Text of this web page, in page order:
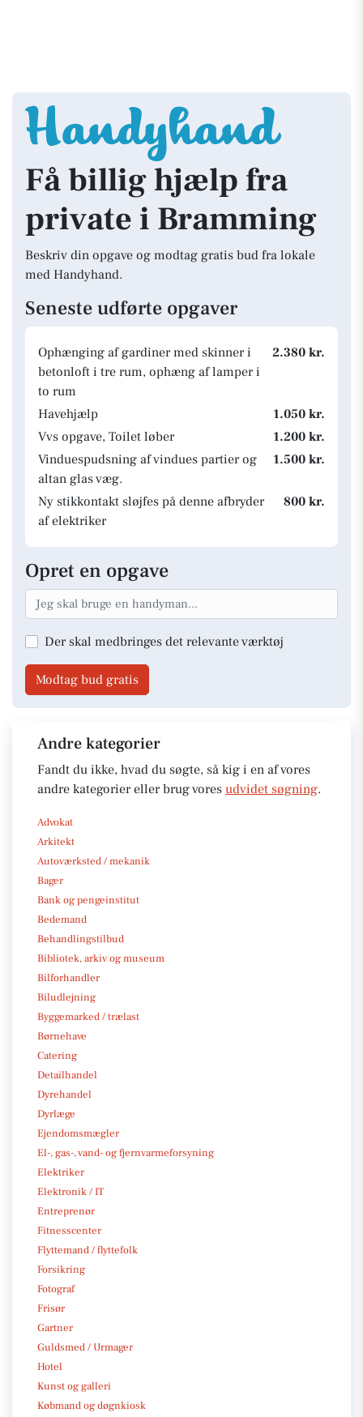
Få billig hjælp fra
private i Bramming
Beskriv din opgave og modtag gratis bud fra lokale
med Handyhand.
Seneste udførte opgaver
Ophænging af gardiner med skinner i
betonloft i tre rum, ophæng af lamper i
to rum
2.380 kr.
Havehjælp
1.050 kr.
Vvs opgave, Toilet løber
1.200 kr.
Vinduespudsning af vindues partier og
altan glas væg.
1.500 kr.
Ny stikkontakt sløjfes på denne afbryder
af elektriker
800 kr.
Opret en opgave
Der skal medbringes det relevante værktøj
Modtag bud gratis
Andre kategorier
Fandt du ikke, hvad du søgte, så kig i en af vores
andre kategorier eller brug vores udvidet søgning.
Advokat
Arkitekt
Autoværksted / mekanik
Bager
Bank og pengeinstitut
Bedemand
Behandlingstilbud
Bibliotek, arkiv og museum
Bilforhandler
Biludlejning
Byggemarked / trælast
Børnehave
Catering
Detailhandel
Dyrehandel
Dyrlæge
Ejendomsmægler
El-, gas-, vand- og fjernvarmeforsyning
Elektriker
Elektronik / IT
Entreprenør
Fitnesscenter
Flyttemand / flyttefolk
Forsikring
Fotograf
Frisør
Gartner
Guldsmed / Urmager
Hotel
Kunst og galleri
Købmand og døgnkiosk